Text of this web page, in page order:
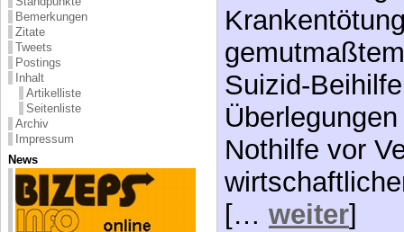
Bemerkungen
Zitate
Tweets
Postings
Inhalt
Artikelliste
Seitenliste
Archiv
Impressum
News
Suizid-
Nothilfe vor
[… weiter]